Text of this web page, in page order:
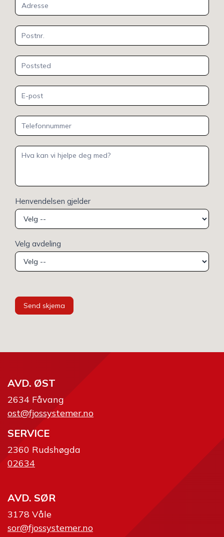
Henvendelsen gjelder
Velg avdeling
Send skjema
AVD. ØST
2634 Fåvang
ost@fjossystemer.no
SERVICE
2360 Rudshøgda
02634
AVD. SØR
3178 Våle
sor@fjossystemer.no